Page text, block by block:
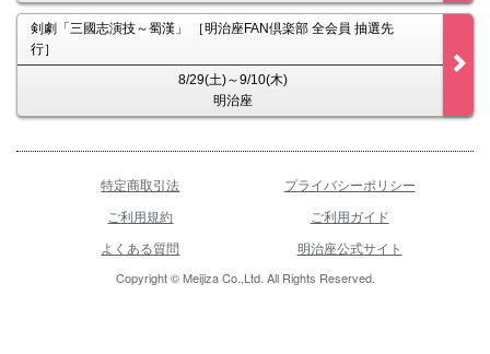
剣劇「三國志演技～蜀漢」 ［明治座FAN倶楽部 全会員 抽選先
行］
8/29(土)～9/10(木)
明治座
特定商取引法
プライバシーポリシー
ご利用規約
ご利用ガイド
よくある質問
明治座公式サイト
Copyright © Meijiza Co.,Ltd. All Rights Reserved.